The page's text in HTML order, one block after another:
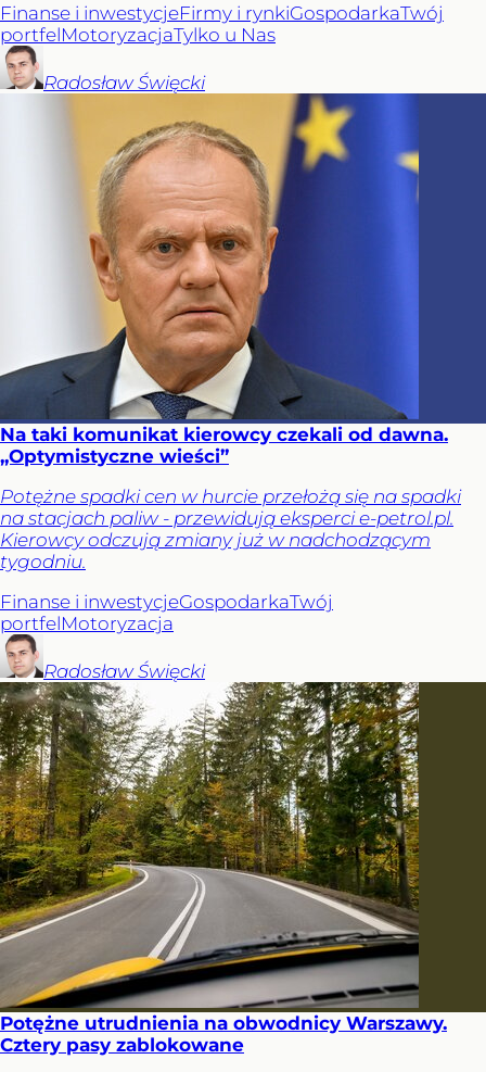
Finanse i inwestycjeFirmy i rynkiGospodarkaTwój
portfelMotoryzacjaTylko u Nas
Radosław Święcki
Na taki komunikat kierowcy czekali od dawna.
„Optymistyczne wieści”
Potężne spadki cen w hurcie przełożą się na spadki
na stacjach paliw - przewidują eksperci e-petrol.pl.
Kierowcy odczują zmiany już w nadchodzącym
tygodniu.
Finanse i inwestycjeGospodarkaTwój
portfelMotoryzacja
Radosław Święcki
Potężne utrudnienia na obwodnicy Warszawy.
Cztery pasy zablokowane